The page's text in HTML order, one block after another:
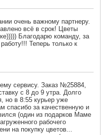
очень важному партнеру.
всё в срок! Цветы
Благодарю команду, за
Теперь только к
сервису. Заказ №25884,
с 8 до 9 утра. Долго
но в 8:55 курьер уже
спасибо за качественную и
(один из подарков Маме
рабочего
на покупку цветов...